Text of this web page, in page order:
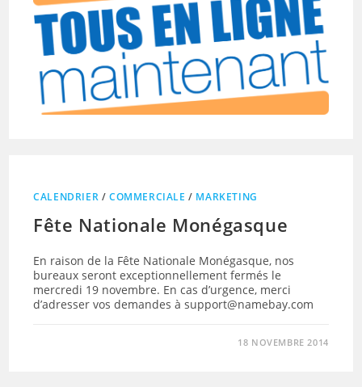
CALENDRIER /COMMERCIALE / MARKETING
Fête Nationale Monégasque
En raison de la Fête Nationale Monégasque, nos
bureaux seront exceptionnellement fermés le
mercredi 19 novembre. En cas d’urgence, merci
d’adresser vos demandes à support@namebay.com
18 NOVEMBRE 2014